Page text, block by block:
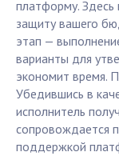
платформу. Здесь
защиту вашего
этап —
варианты для
экономит время.
Убедившись в
исполнитель
сопровождается
поддержкой